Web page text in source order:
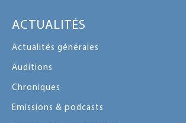
ACTUALITÉS
Actualités générales
Auditions
Chroniques
Emissions & podcasts